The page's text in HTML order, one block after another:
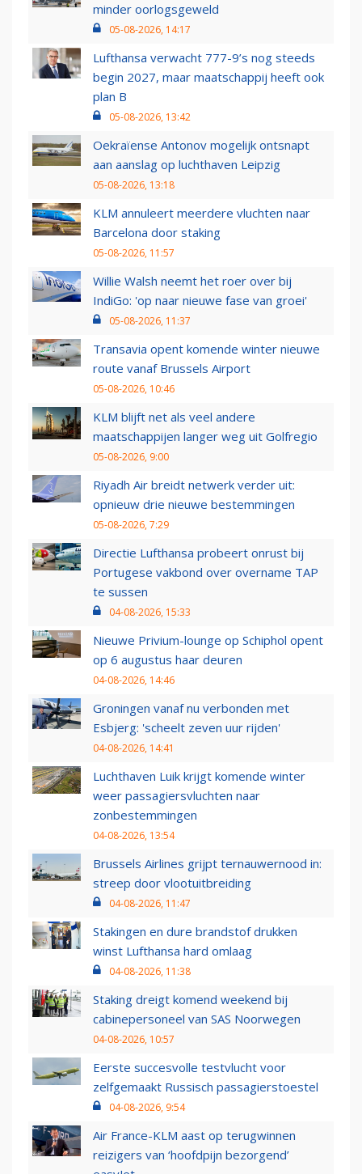
minder oorlogsgeweld
05-08-2026, 14:17
Lufthansa verwacht 777-9’s nog steeds
begin 2027, maar maatschappij heeft ook
plan B
05-08-2026, 13:42
Oekraïense Antonov mogelijk ontsnapt
aan aanslag op luchthaven Leipzig
05-08-2026, 13:18
KLM annuleert meerdere vluchten naar
Barcelona door staking
05-08-2026, 11:57
Willie Walsh neemt het roer over bij
IndiGo: 'op naar nieuwe fase van groei'
05-08-2026, 11:37
Transavia opent komende winter nieuwe
route vanaf Brussels Airport
05-08-2026, 10:46
KLM blijft net als veel andere
maatschappijen langer weg uit Golfregio
05-08-2026, 9:00
Riyadh Air breidt netwerk verder uit:
opnieuw drie nieuwe bestemmingen
05-08-2026, 7:29
Directie Lufthansa probeert onrust bij
Portugese vakbond over overname TAP
te sussen
04-08-2026, 15:33
Nieuwe Privium-lounge op Schiphol opent
op 6 augustus haar deuren
04-08-2026, 14:46
Groningen vanaf nu verbonden met
Esbjerg: 'scheelt zeven uur rijden'
04-08-2026, 14:41
Luchthaven Luik krijgt komende winter
weer passagiersvluchten naar
zonbestemmingen
04-08-2026, 13:54
Brussels Airlines grijpt ternauwernood in:
streep door vlootuitbreiding
04-08-2026, 11:47
Stakingen en dure brandstof drukken
winst Lufthansa hard omlaag
04-08-2026, 11:38
Staking dreigt komend weekend bij
cabinepersoneel van SAS Noorwegen
04-08-2026, 10:57
Eerste succesvolle testvlucht voor
zelfgemaakt Russisch passagierstoestel
04-08-2026, 9:54
Air France-KLM aast op terugwinnen
reizigers van ‘hoofdpijn bezorgend’